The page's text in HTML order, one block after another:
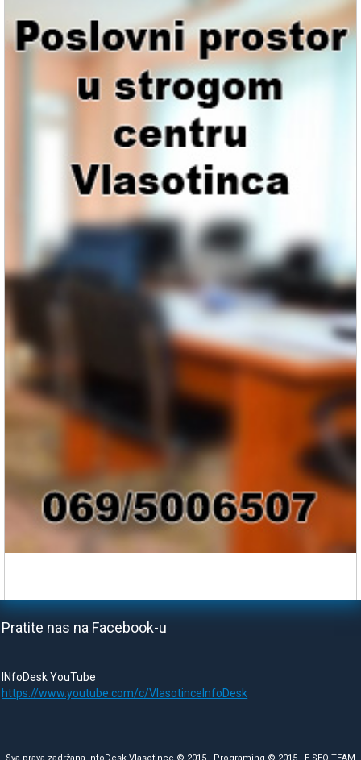
Pratite nas na Facebook-u
INfoDesk YouTube
https://www.youtube.com/c/VlasotinceInfoDesk
Sva prava zadržana InfoDesk Vlasotince © 2015 | Programing © 2015 - E-SEO TEAM